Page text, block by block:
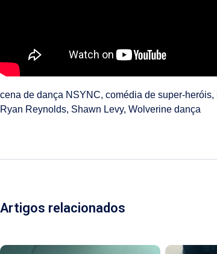
cena de dança NSYNC, comédia de super-heróis,
Ryan Reynolds, Shawn Levy, Wolverine dança
Artigos relacionados